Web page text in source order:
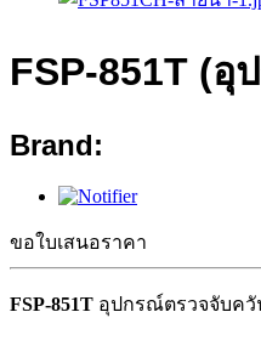
FSP-851T (
Brand:
ขอใบเสนอราคา
FSP-851T อุปกรณ์ตรวจจับควัน